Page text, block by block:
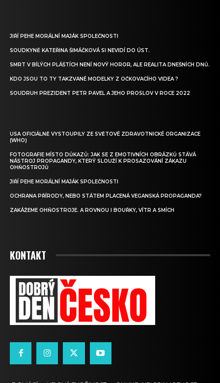
JIŘÍ PEHE MORÁLNÍ MAJÁK SPOLEČNOSTI
SOUDKYNĚ KATEŘINA ŠIMÁČKOVÁ SI NEVIDÍ DO ÚST.
SMRT V BÍLÝCH PLÁŠTÍCH NENÍ NOVÝ HOROR, ALE REALITA DNEŠNÍCH DNŮ.
KDO JSOU TO TY TAKZVANÉ MODELKY Z OČKOVACÍHO VIDEA ?
SOUDRUH PREZIDENT PETR PAVEL A JEHO PROSLOV V ROCE 2022
USA OFICIÁLNĚ VYSTOUPILY ZE SVĚTOVÉ ZDRAVOTNICKÉ ORGANIZACE
(WHO)
FOTOGRAFIE MÍSTO DŮKAZŮ: JAK SE Z EMOTIVNÍCH OBRÁZKŮ STÁVÁ
NÁSTROJ PROPAGANDY, KTERÝ SLOUŽÍ K PROSAZOVÁNÍ ZÁKAZU
OHŇOSTROJŮ
JIŘÍ PEHE MORÁLNÍ MAJÁK SPOLEČNOSTI
OCHRANA PŘÍRODY, NEBO STÁTEM PLACENÁ VEGANSKÁ PROPAGANDA?
ZAKÁŽEME OHŇOSTROJE. A ROVNOU I BOUŘKY, VÍTR A SMÍCH
KONTAKT